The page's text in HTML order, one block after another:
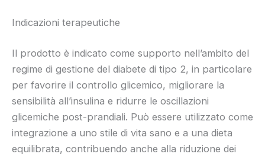
Indicazioni terapeutiche
Il prodotto è indicato come supporto nell’ambito del
regime di gestione del diabete di tipo 2, in particolare
per favorire il controllo glicemico, migliorare la
sensibilità all’insulina e ridurre le oscillazioni
glicemiche post-prandiali. Può essere utilizzato come
integrazione a uno stile di vita sano e a una dieta
equilibrata, contribuendo anche alla riduzione dei